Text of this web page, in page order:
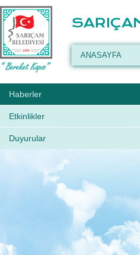
ANASAYFA
Haberler
Etkinlikler
Duyurular